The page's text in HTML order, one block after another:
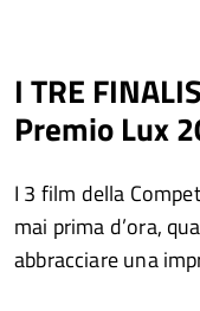
I TRE
Premio Lux
I 3 film della
mai prima d’ora,
abbracciare una